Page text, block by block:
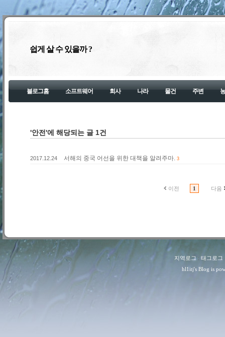
쉽게 살 수 있을까 ?
블로그홈 소프트웨어 회사 나라 물건 주변
'안전'에 해당되는 글 1건
2017.12.24 서해의 중국 어선을 위한 대책을 알려주마. 3
이전 1 다음
지역로그: 태그로그
hl1itj's Blog is